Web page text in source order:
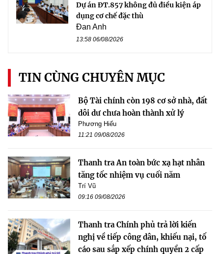
Dự án ĐT.857 không đủ điều kiện áp
dụng cơ chế đặc thù
Đan Anh
13:58 06/08/2026
TIN CÙNG CHUYÊN MỤC
Bộ Tài chính còn 198 cơ sở nhà, đất
dôi dư chưa hoàn thành xử lý
Phương Hiếu
11:21 09/08/2026
Thanh tra An toàn bức xạ hạt nhân
tăng tốc nhiệm vụ cuối năm
Trí Vũ
09:16 09/08/2026
Thanh tra Chính phủ trả lời kiến
nghị về tiếp công dân, khiếu nại, tố
cáo sau sắp xếp chính quyền 2 cấp